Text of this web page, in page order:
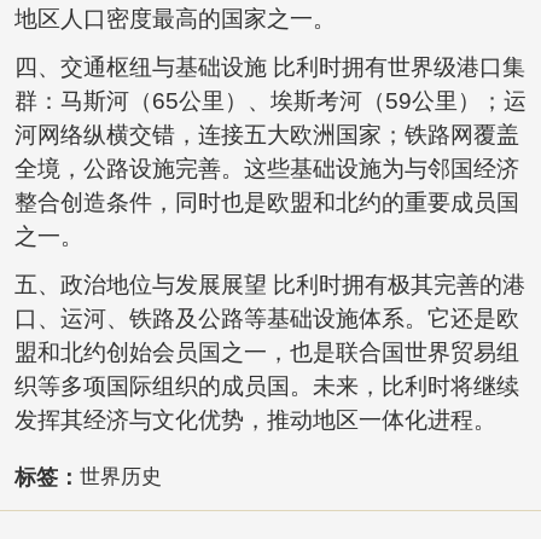
地区人口密度最高的国家之一。
四、交通枢纽与基础设施 比利时拥有世界级港口集
群：马斯河（65公里）、埃斯考河（59公里）；运
河网络纵横交错，连接五大欧洲国家；铁路网覆盖
全境，公路设施完善。这些基础设施为与邻国经济
整合创造条件，同时也是欧盟和北约的重要成员国
之一。
五、政治地位与发展展望 比利时拥有极其完善的港
口、运河、铁路及公路等基础设施体系。它还是欧
盟和北约创始会员国之一，也是联合国世界贸易组
织等多项国际组织的成员国。未来，比利时将继续
发挥其经济与文化优势，推动地区一体化进程。
标签： 世界历史